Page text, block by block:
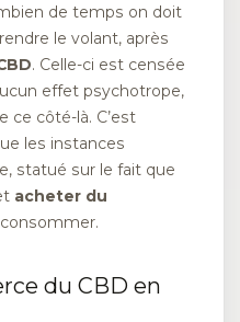
de temps on doit
le volant, après
. Celle-ci est censée
effet psychotrope,
ce côté-là. C’est
les instances
statué sur le fait que
acheter du
du CBD en